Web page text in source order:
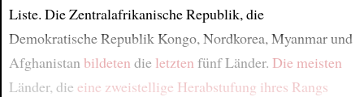
Liste. Die Zentralafrikanische Republik, die
Demokratische Republik Kongo, Nordkorea, Myanmar und
Afghanistan bildeten die letzten fünf Länder. Die meisten
Länder, die eine zweistellige Herabstufung ihres Rangs